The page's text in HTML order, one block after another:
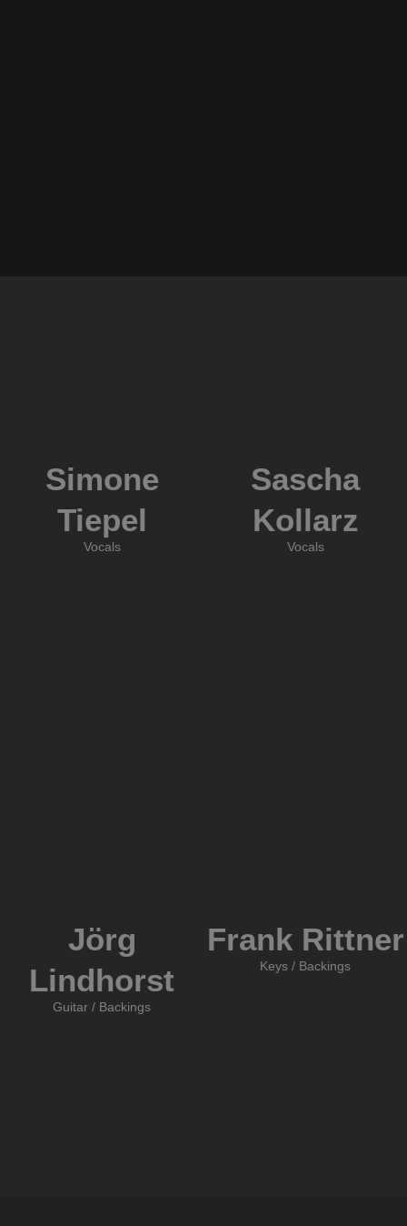
Simone
Tiepel
Vocals
Sascha
Kollarz
Vocals
Jörg
Lindhorst
Guitar / Backings
Frank Rittner
Keys / Backings